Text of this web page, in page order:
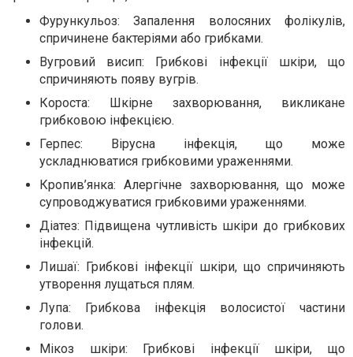
Фурункульоз: Запалення волосяних фолікулів,
спричинене бактеріями або грибками.
Вугровий висип: Грибкові інфекції шкіри, що
спричиняють появу вугрів.
Короста: Шкірне захворювання, викликане
грибковою інфекцією.
Герпес: Вірусна інфекція, що може
ускладнюватися грибковими ураженнями.
Кропив’янка: Алергічне захворювання, що може
супроводжуватися грибковими ураженнями.
Діатез: Підвищена чутливість шкіри до грибкових
інфекцій.
Лишаї: Грибкові інфекції шкіри, що спричиняють
утворення лущаться плям.
Лупа: Грибкова інфекція волосистої частини
голови.
Мікоз шкіри: Грибкові інфекції шкіри, що